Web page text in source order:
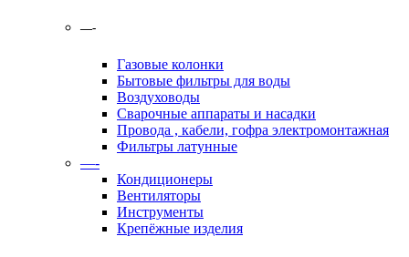
—-
Газовые колонки
Бытовые фильтры для воды
Воздуховоды
Сварочные аппараты и насадки
Провода , кабели, гофра электромонтажная
Фильтры латунные
—-
Кондиционеры
Вентиляторы
Инструменты
Крепёжные изделия